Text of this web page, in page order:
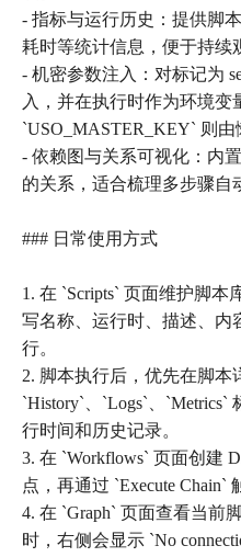
- 指标与运行历史：提供脚
耗时等统计信息，便于持续
- 机密参数注入：对标记为
入，并在执行时作为环境
`USO_MASTER_KEY` 则由
- 依赖图与关系可视化：内
的关系，适合梳理多步骤自
### 日常使用方式
1. 在 `Scripts` 页面维护脚
写名称、运行时、描述、内
行。
2. 脚本执行后，优先在脚本
`History`、`Logs`、
行时间和历史记录。
3. 在 `Workflows` 页面创建
点，再通过 `Execute Chain`
4. 在 `Graph` 页面查看当前
时，右侧会显示 `No